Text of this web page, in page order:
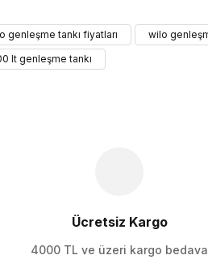
siz yapın!
genleşme tankı fiyatları wilo
lt genleşme tankı
Ücretsiz Kargo
4000 TL ve üzeri kargo bedava